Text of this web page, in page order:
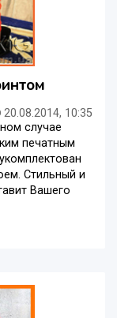
20.08.2014, 10:35
случае
печатным
Стильный и
Вашего